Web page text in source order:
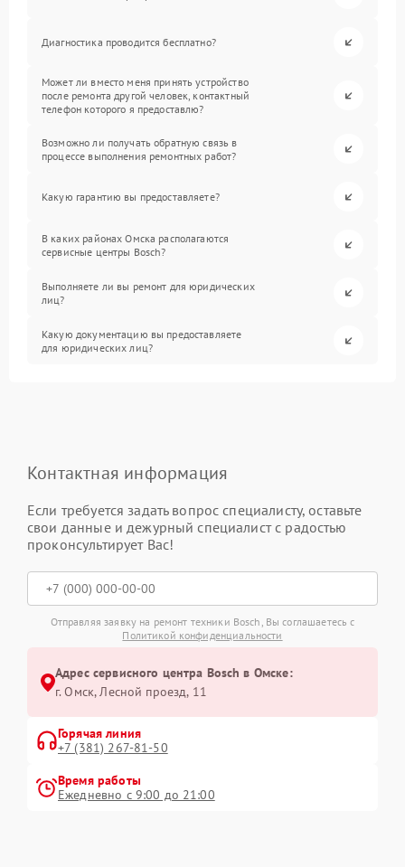
Диагностика проводится бесплатно?
Может ли вместо меня принять устройство
после ремонта другой человек, контактный
телефон которого я предоставлю?
Возможно ли получать обратную связь в
процессе выполнения ремонтных работ?
Какую гарантию вы предоставляете?
В каких районах Омска располагаются
сервисные центры Bosch?
Выполняете ли вы ремонт для юридических
лиц?
Какую документацию вы предоставляете
для юридических лиц?
Контактная информация
Если требуется задать вопрос специалисту, оставьте
свои данные и дежурный специалист с радостью
проконсультирует Вас!
Отправляя заявку на ремонт техники Bosch, Вы соглашаетесь с
Политикой конфиденциальности
Адрес сервисного центра Bosch в Омске:
г. Омск, ​Лесной проезд, 11
Горячая линия
+7 (381) 267-81-50
Время работы
Ежедневно с 9:00 до 21:00